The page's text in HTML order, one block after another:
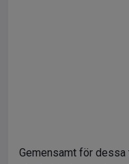
Gemensamt för